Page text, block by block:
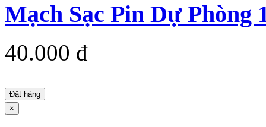
Mạch Sạc Pin Dự Phòng
40.000 đ
Đặt hàng
×